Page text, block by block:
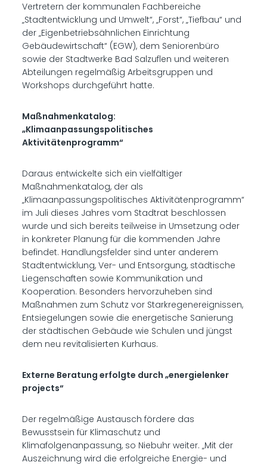
Vertretern der kommunalen Fachbereiche
„Stadtentwicklung und Umwelt“, „Forst“, „Tiefbau“ und
der „Eigenbetriebsähnlichen Einrichtung
Gebäudewirtschaft“ (EGW), dem Seniorenbüro
sowie der Stadtwerke Bad Salzuflen und weiteren
Abteilungen regelmäßig Arbeitsgruppen und
Workshops durchgeführt hatte.
Maßnahmenkatalog:
„Klimaanpassungspolitisches
Aktivitätenprogramm“
Daraus entwickelte sich ein vielfältiger
Maßnahmenkatalog, der als
„Klimaanpassungspolitisches Aktivitätenprogramm“
im Juli dieses Jahres vom Stadtrat beschlossen
wurde und sich bereits teilweise in Umsetzung oder
in konkreter Planung für die kommenden Jahre
befindet. Handlungsfelder sind unter anderem
Stadtentwicklung, Ver- und Entsorgung, städtische
Liegenschaften sowie Kommunikation und
Kooperation. Besonders hervorzuheben sind
Maßnahmen zum Schutz vor Starkregenereignissen,
Entsiegelungen sowie die energetische Sanierung
der städtischen Gebäude wie Schulen und jüngst
dem neu revitalisierten Kurhaus.
Externe Beratung erfolgte durch „energielenker
projects“
Der regelmäßige Austausch fördere das
Bewusstsein für Klimaschutz und
Klimafolgenanpassung, so Niebuhr weiter. „Mit der
Auszeichnung wird die erfolgreiche Energie- und